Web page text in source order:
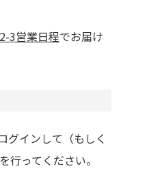
2-3営業日程でお届け
グインして（もしく
を行ってください。